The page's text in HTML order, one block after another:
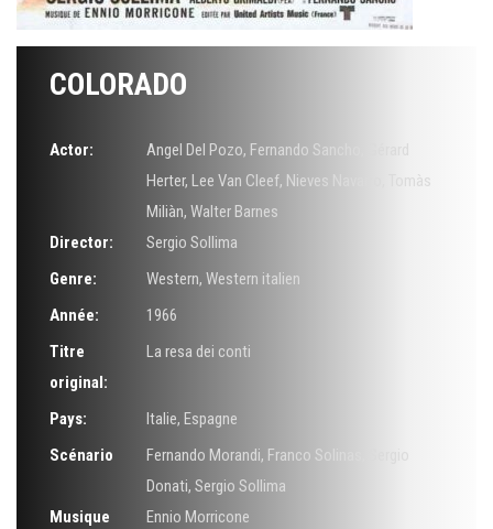
COLORADO
Actor: Angel Del Pozo, Fernando Sancho
Herter, Lee Van Cleef, Nieves Navarro
Tomàs
Miliàn, Walter Barnes
Director:
Sergio Sollima
Genre:
Western, Western italien
Année:
1966
Titre
original:
La resa dei conti
Pays:
Italie, Espagne
Scénario
Fernando Morandi, Franco Solinas
Donati, Sergio Sollima
Musique
Ennio Morricone